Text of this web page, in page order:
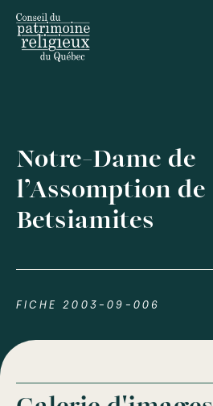
Notre-Dame de
l’Assomption de
Betsiamites
FICHE 2003-09-006